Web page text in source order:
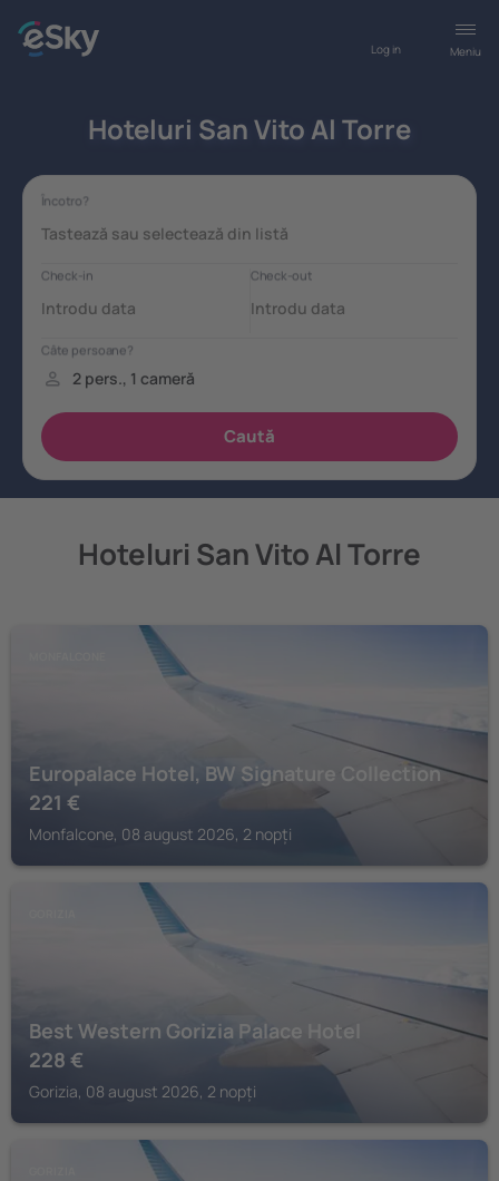
Meniu
Log in
Hoteluri San Vito Al Torre
Hoteluri San Vito Al Torre
Europalace Hotel, BW Signature Collection
221 €
Monfalcone, 08 august 2026, 2 nopți
Best Western Gorizia Palace Hotel
228 €
Gorizia, 08 august 2026, 2 nopți